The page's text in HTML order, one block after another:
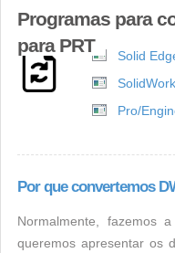
Programas para
para PRT
Solid
Pro/
Por que convertemos
Normalmente, fazemos
queremos apresentar os